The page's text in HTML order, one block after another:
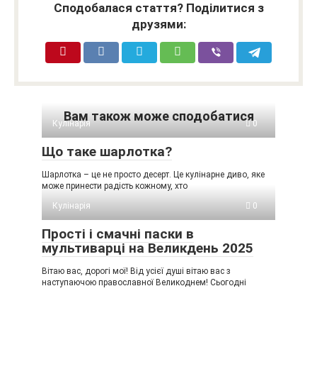
Сподобалася стаття? Поділитися з
друзями:
Вам також може сподобатися
Кулінарія 0
Що таке шарлотка?
Шарлотка – це не просто десерт. Це кулінарне диво, яке
може принести радість кожному, хто
Кулінарія
0
Прості і смачні паски в
мультиварці на Великдень 2025
Вітаю вас, дорогі мої! Від усієї душі вітаю вас з
наступаючою православної Великоднем! Сьогодні